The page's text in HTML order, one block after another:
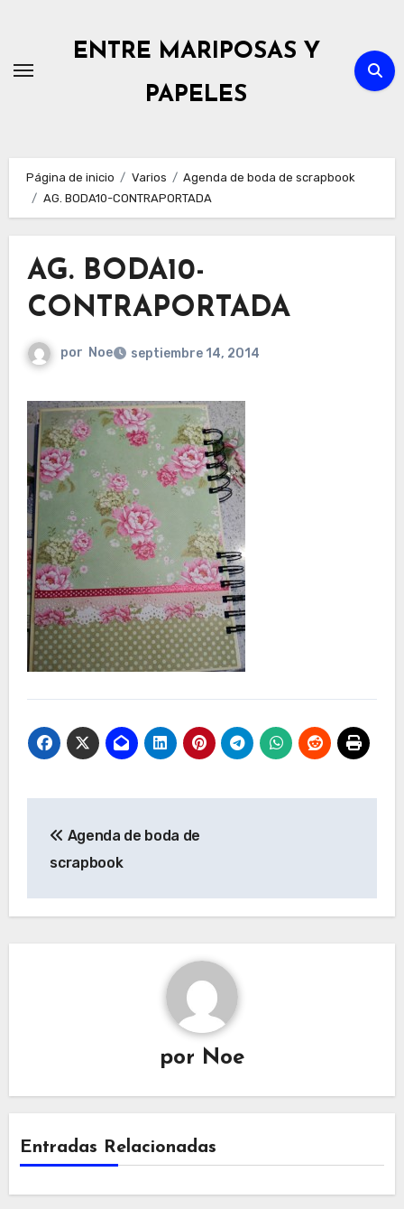
contenido
ENTRE MARIPOSAS Y
PAPELES
Página de inicio Varios
Agenda de boda de scrapbook
AG. BODA10-CONTRAPORTADA
AG. BODA10-
CONTRAPORTADA
por Noe septiembre 14, 2014
de
Agenda de boda de
scrapbook
por Noe
Entradas Relacionadas